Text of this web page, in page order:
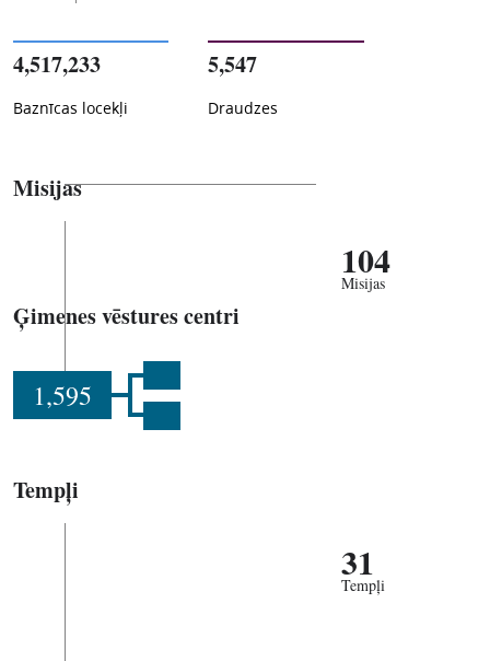
4,517,233
Baznīcas locekļi
5,547
Draudzes
Misijas
104
Misijas
Ģimenes vēstures centri
1,595
Tempļi
31
Tempļi